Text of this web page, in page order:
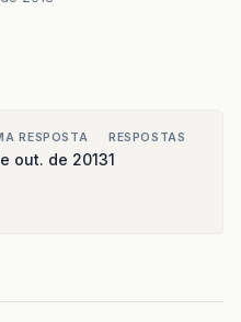
RESPOSTA
out. de 2013
RESPOSTAS
1